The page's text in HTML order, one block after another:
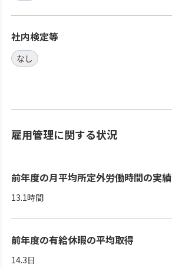
社内検定等
なし
雇用管理に関する状況
前年度の月平均所定外労働時間の実績
13.1時間
前年度の有給休暇の平均取得
14.3日